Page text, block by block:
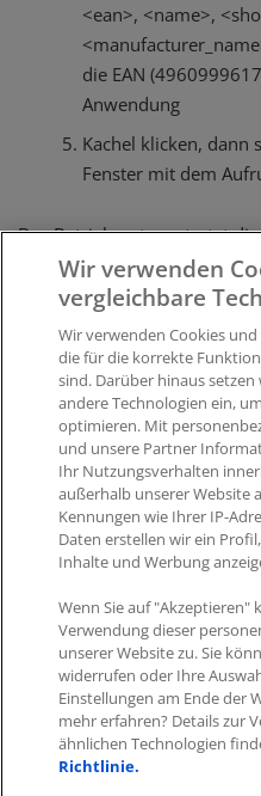
<ean>, <name>,
die EAN
Anwendung
Kachel klicken, dann
Fenster mit dem
Das Betriebsystem startet
übergibt der Anwendung als
4960999617015. Diesen
Anwendung
Abruf starten um Daten
Anwendung zu erhalten.
Was this
Like0
Impressum|
Wir verwenden
vergleichbare
Wir verwenden Cookies
die für die korrekte
sind. Darüber hinaus
andere Technologien ein,
optimieren. Mit
und unsere Partner
Ihr Nutzungsverhalten
außerhalb unserer Website
Kennungen wie Ihrer IP-
Daten erstellen wir ein
Inhalte und Werbung
Wenn Sie auf "Akzeptieren"
Verwendung dieser
unserer Website zu. Sie
widerrufen oder Ihre
Einstellungen am Ende der
mehr erfahren? Details zur
ähnlichen Technologien
Richtlinie.